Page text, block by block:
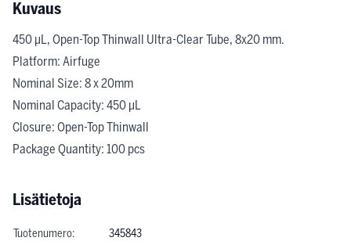
Kuvaus
450 µL, Open-Top Thinwall Ultra-Clear Tube, 8x20 mm.
Platform: Airfuge
Nominal Size: 8 x 20mm
Nominal Capacity: 450 µL
Closure: Open-Top Thinwall
Package Quantity: 100 pcs
Lisätietoja
Tuotenumero: 345843